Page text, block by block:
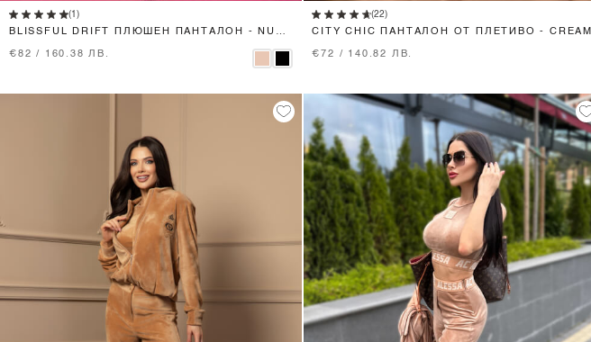
(1)
BLISSFUL DRIFT ПЛЮШЕН ПАНТАЛОН - NUDE
€82 / 160.38 ЛВ.
(22)
CITY CHIC ПАНТАЛОН ОТ ПЛЕТИВО - CREAM
€72 / 140.82 ЛВ.